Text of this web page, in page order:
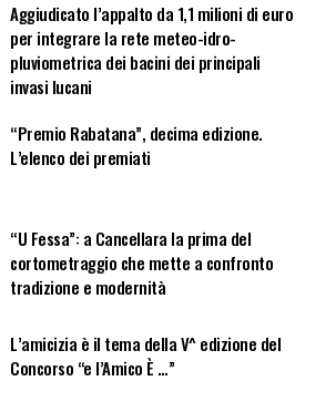
Aggiudicato l’appalto da 1,1 milioni di euro
per integrare la rete meteo-idro-
pluviometrica dei bacini dei principali
invasi lucani
“Premio Rabatana”, decima edizione.
L’elenco dei premiati
“U Fessa”: a Cancellara la prima del
cortometraggio che mette a confronto
tradizione e modernità
L’amicizia è il tema della V^ edizione del
Concorso “e l’Amico È …”